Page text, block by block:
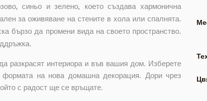
синьо и зелено, което създава хармонична
за оживяване на стените в хола или спалнята.
бързо да промени вида на своето пространство.
разкрасят интериора и във вашия дом. Изберете
на нова домашна декорация. Дори чрез
с радост ще се връщате.